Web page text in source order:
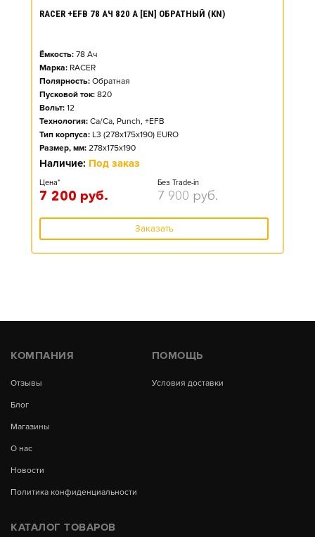
RACER +EFB 78 АЧ 820 А [EN] ОБРАТНЫЙ (KN)
Ёмкость: 78 Ач
Марка: RACER
Полярность: Обратная
Пусковой ток: 820
Вольт: 12
Технология: Ca/Ca, Punch, +EFB
Тип корпуса: L3 (278x175x190) EURO
Размер, мм: 278x175x190
Наличие: Под заказ
Цена*
7 200 руб.
Без Trade-in
7 900 руб.
Заказать
КОМПАНИЯ
Отзывы
Блог
Магазины
О нас
Новости
Политика конфиденциальности
ПОМОЩЬ
Условия доставки
КАТАЛОГ ТОВАРОВ